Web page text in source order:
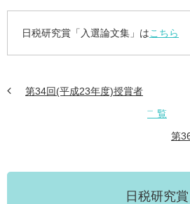
日税研究賞「入選論文集」はこちら
第34回(平成23年度)授賞者
㆒覧
第
日税研究賞